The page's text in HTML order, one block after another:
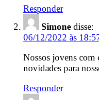
Responder
Simone disse:
06/12/2022 às
Nossos jovens com
novidades para
Responder